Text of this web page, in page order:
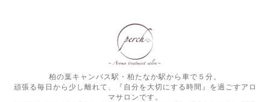
柏の葉キャンパス駅・柏たなか駅から車で５分。
頑張る毎日から少し離れて、『自分を大切にする時間』を過ごすアロ
マサロンです。